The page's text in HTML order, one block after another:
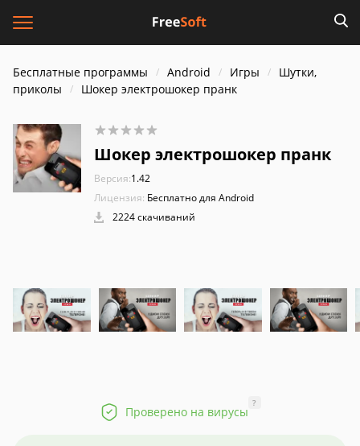
Бесплатные программы Android Игры
Шутки,
приколы
Шокер электрошокер пранк
Шокер электрошокер пранк
Версия:1.42
Лицензия: Бесплатно для Android
2224 скачиваний
Проверено на вирусы
?